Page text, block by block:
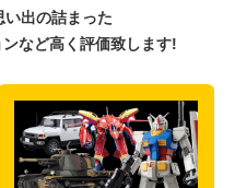
出の詰まった
など高く評価致します!